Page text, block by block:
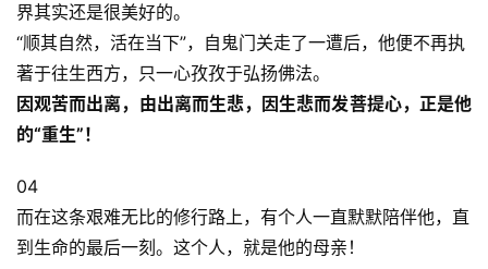
心
乐
菩
提
专
题
界其实还是很美好的。
“顺其自然，活在当下”，自鬼门关走了一遭后，他便不再执
著于往生西方，只一心孜孜于弘扬佛法。
因观苦而出离，由出离而生悲，因生悲而发菩提心，正是他
的“重生”！
04
而在这条艰难无比的修行路上，有个人一直默默陪伴他，直
到生命的最后一刻。这个人，就是他的母亲！